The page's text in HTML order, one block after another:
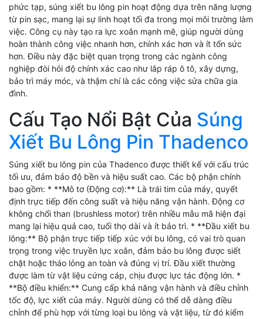
phức tạp, súng xiết bu lông pin hoạt động dựa trên năng lượng
từ pin sạc, mang lại sự linh hoạt tối đa trong mọi môi trường làm
việc. Công cụ này tạo ra lực xoắn mạnh mẽ, giúp người dùng
hoàn thành công việc nhanh hơn, chính xác hơn và ít tốn sức
hơn. Điều này đặc biệt quan trọng trong các ngành công
nghiệp đòi hỏi độ chính xác cao như lắp ráp ô tô, xây dựng,
bảo trì máy móc, và thậm chí là các công việc sửa chữa gia
đình.
Cấu Tạo Nổi Bật Của Súng
Xiết Bu Lông Pin Thadenco
Súng xiết bu lông pin của Thadenco được thiết kế với cấu trúc
tối ưu, đảm bảo độ bền và hiệu suất cao. Các bộ phận chính
bao gồm: * **Mô tơ (Động cơ):** Là trái tim của máy, quyết
định trực tiếp đến công suất và hiệu năng vận hành. Động cơ
không chổi than (brushless motor) trên nhiều mẫu mã hiện đại
mang lại hiệu quả cao, tuổi thọ dài và ít bảo trì. * **Đầu xiết bu
lông:** Bộ phận trực tiếp tiếp xúc với bu lông, có vai trò quan
trọng trong việc truyền lực xoắn, đảm bảo bu lông được siết
chặt hoặc tháo lỏng an toàn và đúng vị trí. Đầu xiết thường
được làm từ vật liệu cứng cáp, chịu được lực tác động lớn. *
**Bộ điều khiển:** Cung cấp khả năng vận hành và điều chỉnh
tốc độ, lực xiết của máy. Người dùng có thể dễ dàng điều
chỉnh để phù hợp với từng loại bu lông và vật liệu, từ đó kiểm